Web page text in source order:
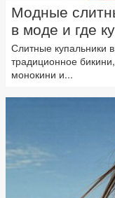
Модные
в моде и где
Слитные купальники
традиционное
монокини и...